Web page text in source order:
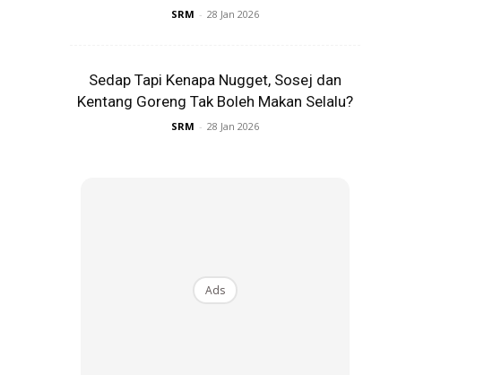
SRM - 28 Jan 2026
Sedap Tapi Kenapa Nugget, Sosej dan
Kentang Goreng Tak Boleh Makan Selalu?
SRM - 28 Jan 2026
Ads